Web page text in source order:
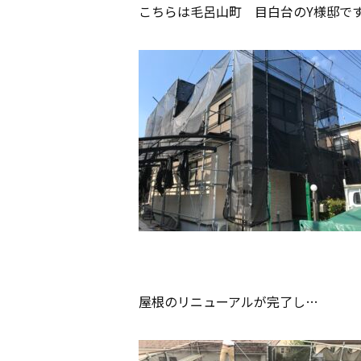
こちらは毛呂山町 目白台のY様邸で
屋根のリニューアルが完了し…